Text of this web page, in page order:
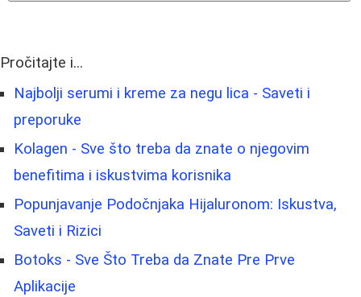
Pročitajte i...
Najbolji serumi i kreme za negu lica - Saveti i
preporuke
Kolagen - Sve što treba da znate o njegovim
benefitima i iskustvima korisnika
Popunjavanje Podočnjaka Hijaluronom: Iskustva,
Saveti i Rizici
Botoks - Sve Što Treba da Znate Pre Prve
Aplikacije